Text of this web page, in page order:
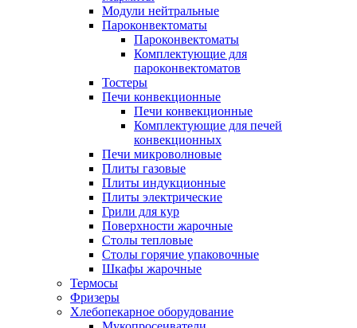
Модули нейтральные
Пароконвектоматы
Пароконвектоматы
Комплектующие для
пароконвектоматов
Тостеры
Печи конвекционные
Печи конвекционные
Комплектующие для печей
конвекционных
Печи микроволновые
Плиты газовые
Плиты индукционные
Плиты электрические
Грили для кур
Поверхности жарочные
Столы тепловые
Столы горячие упаковочные
Шкафы жарочные
Термосы
Фризеры
Хлебопекарное оборудование